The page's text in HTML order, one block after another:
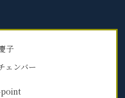
子
ェンバー